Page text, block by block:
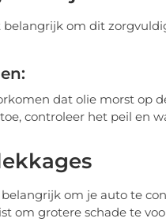
belangrijk om dit
dat olie morst op
controleer het peil en
om je auto te
om grotere schade te